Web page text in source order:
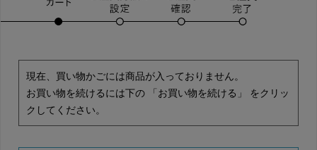
現在、買い物かごには商品が入っておりません。
お買い物を続けるには下の 「お買い物を続ける」 をクリッ
クしてください。